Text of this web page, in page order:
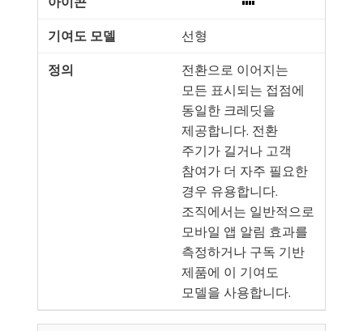
선형
전환으로 이어지는
모든 표시되는 접점에
동일한 크레딧을
제공합니다. 전환
주기가 길거나 고객
참여가 더 자주 필요한
경우 유용합니다.
조직에서는 일반적으로
모바일 앱 알림 효과를
측정하거나 구독 기반
제품에 이 기여도
모델을 사용합니다.